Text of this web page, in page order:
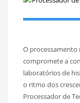
O processamento
compromete a
laboratórios de
o ritmo dos
Processador de